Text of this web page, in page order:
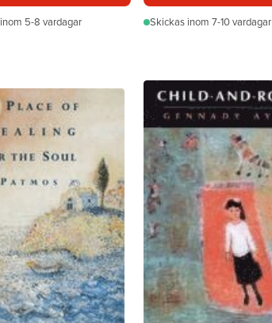
inom 5-8 vardagar Skickas inom 7-10 vardagar